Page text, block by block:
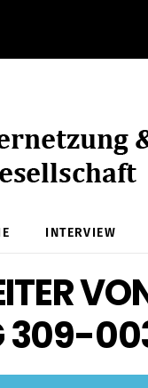
INTERVIEW
309-